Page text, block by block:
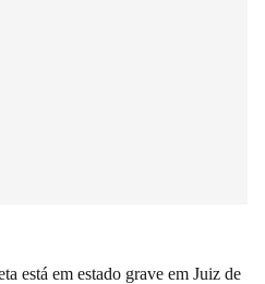
está em estado grave em Juiz de